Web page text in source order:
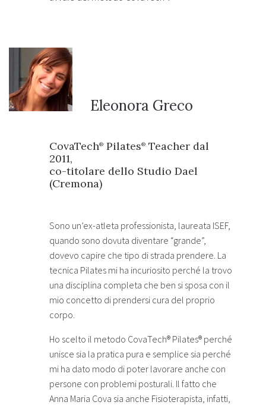
Eleonora Greco
CovaTech® Pilates® Teacher dal
2011,
co-titolare dello Studio Dael
(Cremona)
Sono un’ex-atleta professionista, laureata ISEF,
quando sono dovuta diventare “grande”,
dovevo capire che tipo di strada prendere. La
tecnica Pilates mi ha incuriosito perché la trovo
una disciplina completa che ben si sposa con il
mio concetto di prendersi cura del proprio
corpo.
Ho scelto il metodo CovaTech® Pilates® perché
unisce sia la pratica pura e semplice sia perché
mi ha dato modo di poter lavorare anche con
persone con problemi posturali. Il fatto che
Anna Maria Cova sia anche Fisioterapista, infatti,